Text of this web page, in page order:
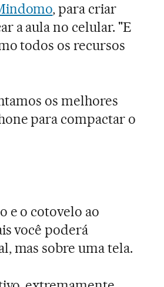
, para criar
a aula no celular. "E
todos os recursos
os melhores
para compactar o
e o cotovelo ao
você poderá
mas sobre uma tela.